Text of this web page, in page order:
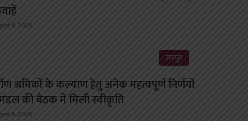
6, 2026
रायपुर
श्रमिकों के कल्याण हेतु अनेक महत्वपूर्ण निर्णयों
की बैठक में मिली स्वीकृति
6, 2026